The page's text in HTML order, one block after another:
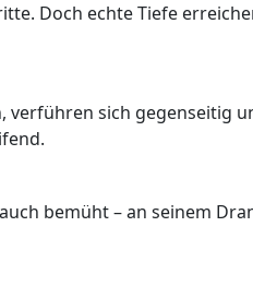
Doch echte Tiefe
verführen sich gegenseitig
bemüht – an seinem